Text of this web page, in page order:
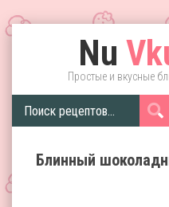
Nu
Простые и вкусные
Блинный